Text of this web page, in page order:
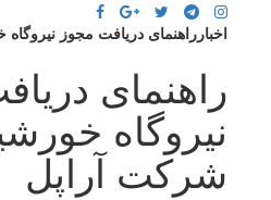
اخبارراهنمای دریافت مجوز
راهنمای
نیروگاه
شرکت آراپل